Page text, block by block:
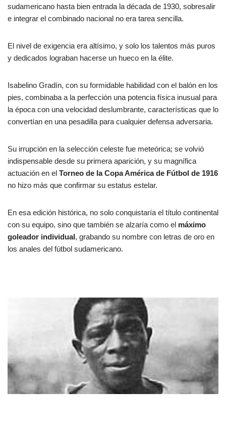
sudamericano hasta bien entrada la década de 1930, sobresalir
e integrar el combinado nacional no era tarea sencilla.
El nivel de exigencia era altísimo, y solo los talentos más puros
y dedicados lograban hacerse un hueco en la élite.
Isabelino Gradín, con su formidable habilidad con el balón en los
pies, combinaba a la perfección una potencia física inusual para
la época con una velocidad deslumbrante, características que lo
convertían en una pesadilla para cualquier defensa adversaria.
Su irrupción en la selección celeste fue meteórica; se volvió
indispensable desde su primera aparición, y su magnífica
actuación en el Torneo de la Copa América de Fútbol de 1916
no hizo más que confirmar su estatus estelar.
En esa edición histórica, no solo conquistaría el título continental
con su equipo, sino que también se alzaría como el máximo
goleador individual, grabando su nombre con letras de oro en
los anales del fútbol sudamericano.